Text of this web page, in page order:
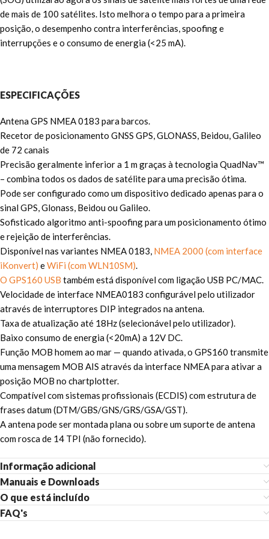
de mais de 100 satélites. Isto melhora o tempo para a primeira
posição, o desempenho contra interferências, spoofing e
interrupções e o consumo de energia (<25 mA).
ESPECIFICAÇÕES
Antena GPS NMEA 0183 para barcos.
Recetor de posicionamento GNSS GPS, GLONASS, Beidou, Galileo
de 72 canais
Precisão geralmente inferior a 1 m graças à tecnologia QuadNav™
– combina todos os dados de satélite para uma precisão ótima.
Pode ser configurado como um dispositivo dedicado apenas para o
sinal GPS, Glonass, Beidou ou Galileo.
Sofisticado algoritmo anti-spoofing para um posicionamento ótimo
e rejeição de interferências.
Disponível nas variantes NMEA 0183, NMEA 2000 (com interface
iKonvert) eWiFi (com WLN10SM).
O GPS160 USB também está disponível com ligação USB PC/MAC.
Velocidade de interface NMEA0183 configurável pelo utilizador
através de interruptores DIP integrados na antena.
Taxa de atualização até 18Hz (selecionável pelo utilizador).
Baixo consumo de energia (<20mA) a 12V DC.
Função MOB homem ao mar — quando ativada, o GPS160 transmite
uma mensagem MOB AIS através da interface NMEA para ativar a
posição MOB no chartplotter.
Compatível com sistemas profissionais (ECDIS) com estrutura de
frases datum (DTM/GBS/GNS/GRS/GSA/GST).
A antena pode ser montada plana ou sobre um suporte de antena
com rosca de 14 TPI (não fornecido).
Informação adicional
Manuais e Downloads
O que está incluído
FAQ's